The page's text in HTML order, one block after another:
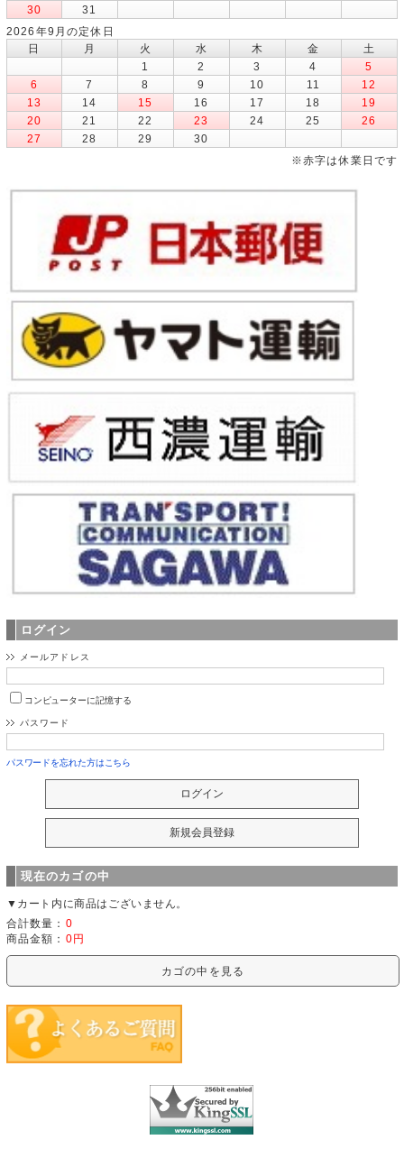
30
31
2026年9月の定休日
日
月 火 水 木 金
土
1
2 3 4
5
6
7 8 9 10 11
12
13
14 15 16 17 18
19
20
21 22 23 24 25
26
27
28 29
30
※赤字は休業日です
ログイン
メールアドレス
コンピューターに記憶する
パスワード
パスワードを忘れた方はこちら
現在のカゴの中
▼カート内に商品はございません。
合計数量： 0
商品金額： 0円
カゴの中を見る